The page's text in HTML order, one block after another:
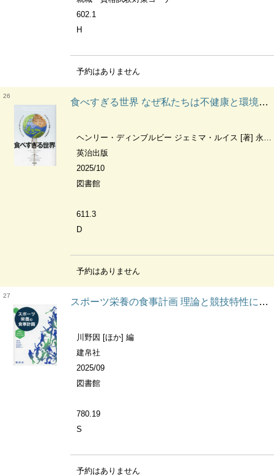
602.1
H
予約はありません
26
食べすぎる世界 なぜ私たちは不健康と環境破壊のサイクルから抜け出せないのか
ヘンリー・ディンブルビー ジェミマ・ルイス [著] 永瀬聡子訳
英治出版
2025/10
図書館
611.3
D
予約はありません
27
スポーツ栄養の食事計画 理論と競技特性にあわせた実践
川野因 [ほか] 編
建帛社
2025/09
図書館
780.19
S
予約はありません